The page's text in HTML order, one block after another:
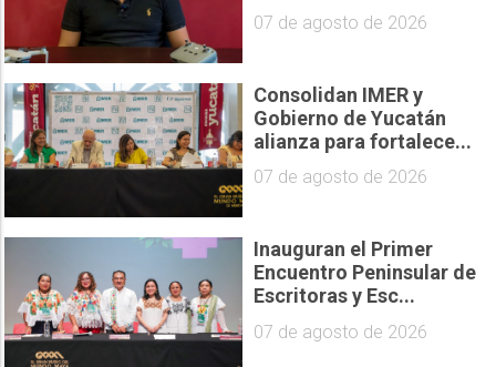
07 de agosto de 2026
Consolidan IMER y
Gobierno de Yucatán
alianza para fortalece...
07 de agosto de 2026
Inauguran el Primer
Encuentro Peninsular de
Escritoras y Esc...
07 de agosto de 2026